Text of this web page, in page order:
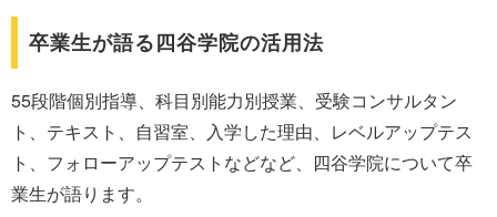
卒業生が語る四谷学院の活用法
55段階個別指導、科目別能力別授業、受験コンサルタン
ト、テキスト、自習室、入学した理由、レベルアップテス
ト、フォローアップテストなどなど、四谷学院について卒
業生が語ります。